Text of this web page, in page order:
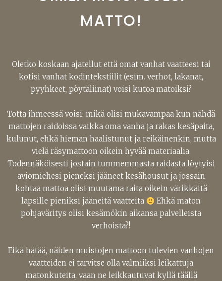
MATTO!
Oletko koskaan ajatellut että omat vanhat vaatteesi tai
kotisi vanhat kodintekstiilit (esim. verhot, lakanat,
pyyhkeet, pöytäliinat) voisi kutoa matoiksi?
Totta ihmeessä voisi, mikä olisi mukavampaa kun nähdä
mattojen raidoissa vaikka oma vanha ja rakas kesäpaita,
kulunut, ehkä hieman haalistunut ja reikäinenkin, mutta
vielä räsymattoon oikein hyvää materiaalia.
Todennäköisesti jostain tummemmasta raidasta löytyisi
aviomiehesi pieneksi jääneet kesähousut ja jossain
kohtaa mattoa olisi muutama raita oikein värikkäitä
lapsille pieniksi jääneitä vaatteita
Ehkä maton
pohjaväritys olisi kesämökin aikansa palvelleista
verhoista?!
Eikä hätää, näiden muistojen mattoon tulevien vanhojen
vaatteiden ei tarvitse olla valmiiksi leikattuja
matonkuteita, vaan ne leikkautuvat kyllä täällä